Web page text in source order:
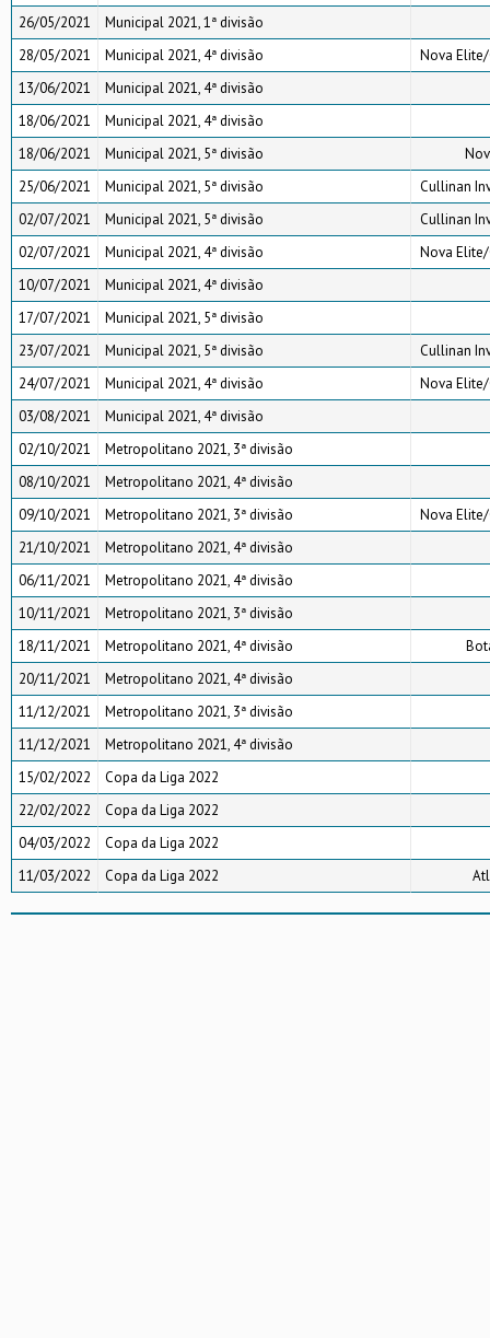
26/05/2021
Municipal 2021, 1ª divisão
28/05/2021
Municipal 2021, 4ª divisão
Nova
13/06/2021
Municipal 2021, 4ª divisão
18/06/2021
Municipal 2021, 4ª divisão
18/06/2021
Municipal 2021, 5ª divisão
25/06/2021
Municipal 2021, 5ª divisão
Cullinan
02/07/2021
Municipal 2021, 5ª divisão
Cullinan
02/07/2021
Municipal 2021, 4ª divisão
Nova
10/07/2021
Municipal 2021, 4ª divisão
17/07/2021
Municipal 2021, 5ª divisão
23/07/2021
Municipal 2021, 5ª divisão
Cullinan
24/07/2021
Municipal 2021, 4ª divisão
Nova
03/08/2021
Municipal 2021, 4ª divisão
02/10/2021
Metropolitano 2021, 3ª divisão
08/10/2021
Metropolitano 2021, 4ª divisão
09/10/2021
Metropolitano 2021, 3ª divisão
Nova
21/10/2021
Metropolitano 2021, 4ª divisão
06/11/2021
Metropolitano 2021, 4ª divisão
10/11/2021
Metropolitano 2021, 3ª divisão
18/11/2021
Metropolitano 2021, 4ª divisão
20/11/2021
Metropolitano 2021, 4ª divisão
11/12/2021
Metropolitano 2021, 3ª divisão
11/12/2021
Metropolitano 2021, 4ª divisão
15/02/2022
Copa da Liga 2022
22/02/2022
Copa da Liga 2022
04/03/2022
Copa da Liga 2022
11/03/2022
Copa da Liga 2022